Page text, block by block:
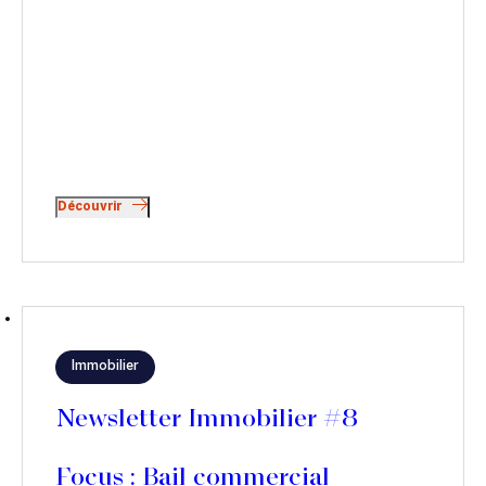
Découvrir
Immobilier
Newsletter Immobilier #8
Focus : Bail commercial